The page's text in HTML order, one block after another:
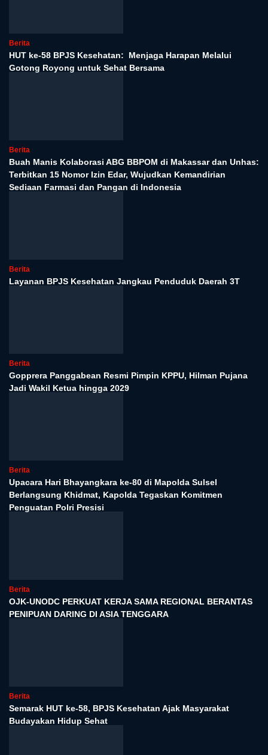
Berita
HUT ke-58 BPJS Kesehatan: Menjaga Harapan Melalui
Gotong Royong untuk Sehat Bersama
Berita
Buah Manis Kolaborasi ABG BBPOM di Makassar dan Unhas:
Terbitkan 15 Nomor Izin Edar, Wujudkan Kemandirian
Sediaan Farmasi dan Pangan di Indonesia
Berita
Layanan BPJS Kesehatan Jangkau Penduduk Daerah 3T
Berita
Gopprera Panggabean Resmi Pimpin KPPU, Hilman Pujana
Jadi Wakil Ketua hingga 2029
Berita
Upacara Hari Bhayangkara ke-80 di Mapolda Sulsel
Berlangsung Khidmat, Kapolda Tegaskan Komitmen
Penguatan Polri Presisi
Berita
OJK-UNODC PERKUAT KERJA SAMA REGIONAL BERANTAS
PENIPUAN DARING DI ASIA TENGGARA
Berita
Semarak HUT ke-58, BPJS Kesehatan Ajak Masyarakat
Budayakan Hidup Sehat